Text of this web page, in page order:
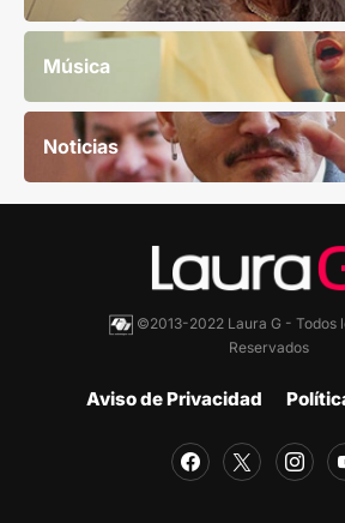
Música
Noticias
©2013-2022 Laura G - Todos
Reservados
Aviso de Privacidad